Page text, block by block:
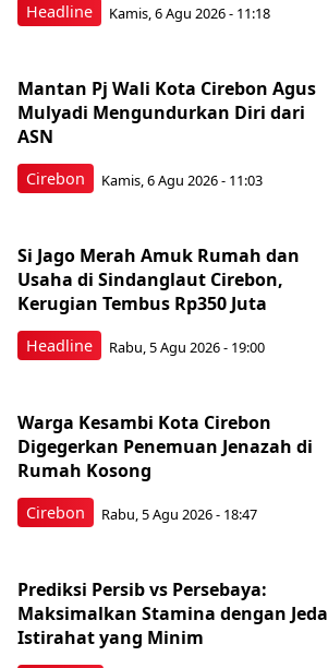
Headline Kamis, 6 Agu 2026 - 11:18
Cirebon
Mantan Pj Wali Kota Cirebon Agus
Mulyadi Mengundurkan Diri dari
ASN
Kamis, 6 Agu 2026 - 11:03
Headline
Si Jago Merah Amuk Rumah dan
Usaha di Sindanglaut Cirebon,
Kerugian Tembus Rp350 Juta
Rabu, 5 Agu 2026 - 19:00
Cirebon
Warga Kesambi Kota Cirebon
Digegerkan Penemuan Jenazah di
Rumah Kosong
Rabu, 5 Agu 2026 - 18:47
Prediksi Persib vs Persebaya:
Maksimalkan Stamina dengan Jeda
Istirahat yang Minim